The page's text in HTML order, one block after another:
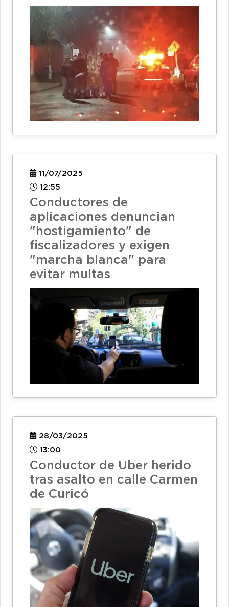
11/07/2025
12:55
Conductores de
aplicaciones denuncian
"hostigamiento" de
fiscalizadores y exigen
"marcha blanca" para
evitar multas
28/03/2025
13:00
Conductor de Uber herido
tras asalto en calle Carmen
de Curicó